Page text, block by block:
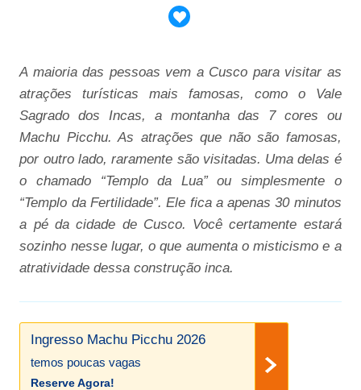
A maioria das pessoas vem a Cusco para visitar as
atrações turísticas mais famosas, como o Vale
Sagrado dos Incas, a montanha das 7 cores ou
Machu Picchu. As atrações que não são famosas,
por outro lado, raramente são visitadas. Uma delas é
o chamado “Templo da Lua” ou simplesmente o
“Templo da Fertilidade”. Ele fica a apenas 30 minutos
a pé da cidade de Cusco. Você certamente estará
sozinho nesse lugar, o que aumenta o misticismo e a
atratividade dessa construção inca.
Ingresso Machu Picchu 2026
temos poucas vagas
Reserve Agora!